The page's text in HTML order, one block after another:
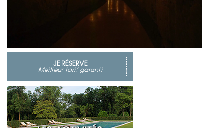
JE RÉSERVE
Meilleur tarif garanti